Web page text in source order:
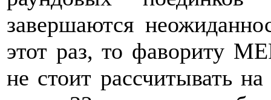
завершаются
этот раз, то фавориту
не стоит рассчитывать